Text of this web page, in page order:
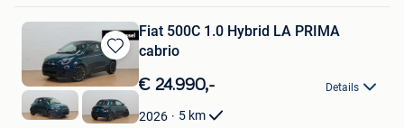
Bewaren
in
Mijn
Favorieten
Fiat 500C 1.0 Hybrid LA PRIMA
cabrio
€ 24.990,- Details
2026 5 km